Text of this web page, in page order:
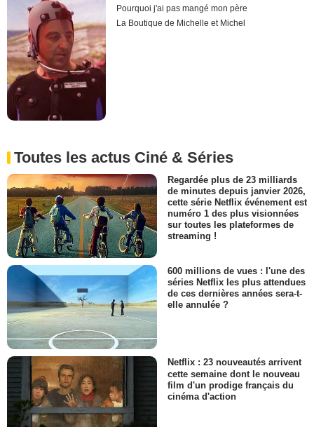
Pourquoi j'ai pas mangé mon père
La Boutique de Michelle et Michel
Toutes les actus Ciné & Séries
Regardée plus de 23 milliards
de minutes depuis janvier 2026,
cette série Netflix événement est
numéro 1 des plus visionnées
sur toutes les plateformes de
streaming !
600 millions de vues : l'une des
séries Netflix les plus attendues
de ces dernières années sera-t-
elle annulée ?
Netflix : 23 nouveautés arrivent
cette semaine dont le nouveau
film d'un prodige français du
cinéma d'action